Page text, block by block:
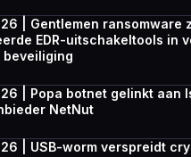
| Gentlemen ransomware
EDR-uitschakeltools in
beveiliging
| Popa botnet gelinkt aan
NetNut
| USB-worm verspreidt